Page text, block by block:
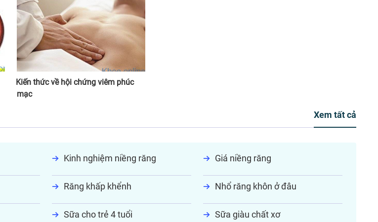
Kiến thức về hội chứng viêm phúc
mạc
Xem tất cả
Kinh nghiệm niềng răng Giá niềng răng
Răng khấp khểnh Nhổ răng khôn ở đâu
Sữa cho trẻ 4 tuổi Sữa giàu chất xơ